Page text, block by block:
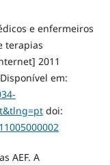
e enfermeiros
terapias
2011
em:
doi:
AEF. A